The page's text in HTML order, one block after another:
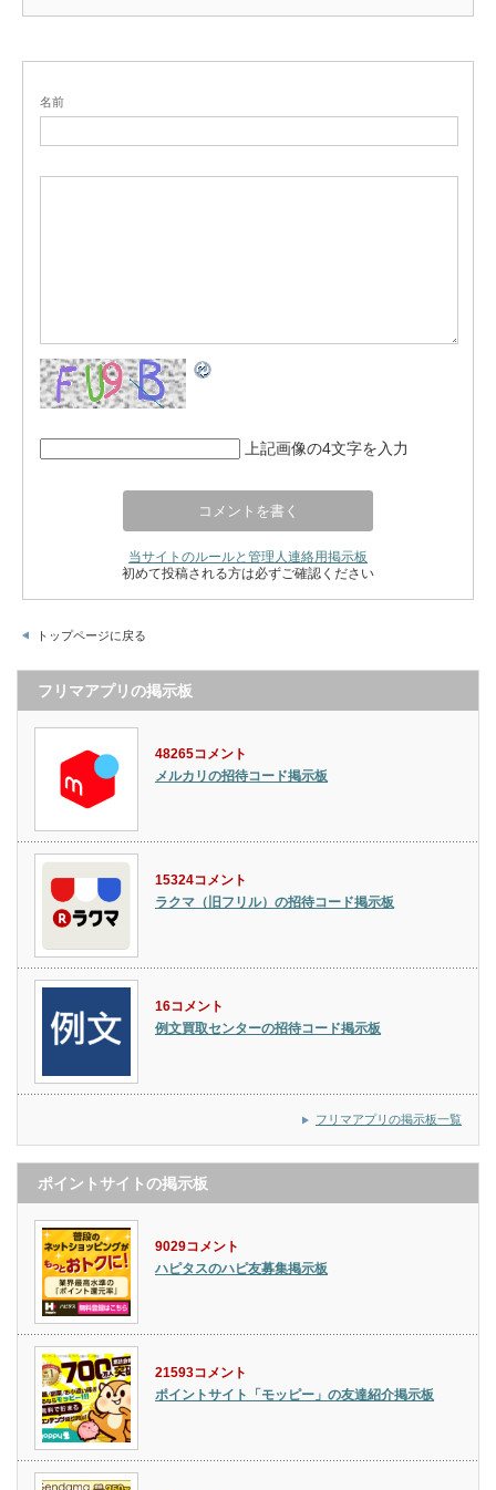
名前
上記画像の4文字を入力
当サイトのルールと管理人連絡用掲示板
初めて投稿される方は必ずご確認ください
トップページに戻る
フリマアプリの掲示板
48265コメント
メルカリの招待コード掲示板
15324コメント
ラクマ（旧フリル）の招待コード掲示板
16コメント
例文買取センターの招待コード掲示板
フリマアプリの掲示板一覧
ポイントサイトの掲示板
9029コメント
ハピタスのハピ友募集掲示板
21593コメント
ポイントサイト「モッピー」の友達紹介掲示板